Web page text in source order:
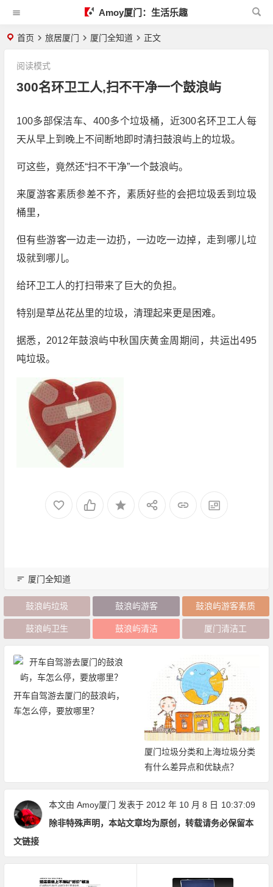
Amoy厦门：生活乐趣
首页 旅居厦门 厦门全知道 正文
300名环卫工人,扫不干净一个鼓浪屿
阅读模式
100多部保洁车、400多个垃圾桶，近300名环卫工人每
天从早上到晚上不间断地即时清扫鼓浪屿上的垃圾。
可这些，竟然还“扫不干净”一个鼓浪屿。
来厦游客素质参差不齐，素质好些的会把垃圾丢到垃圾
桶里，
但有些游客一边走一边扔，一边吃一边掉，走到哪儿垃
圾就到哪儿。
给环卫工人的打扫带来了巨大的负担。
特别是草丛花丛里的垃圾，清理起来更是困难。
据悉，2012年鼓浪屿中秋国庆黄金周期间，共运出495
吨垃圾。
厦门全知道
鼓浪屿垃圾 鼓浪屿游客 鼓浪屿游客素质
鼓浪屿卫生 鼓浪屿清洁 厦门清洁工
开车自驾游去厦门的鼓浪屿，
车怎么停，要放哪里？
厦门垃圾分类和上海垃圾分类
有什么差异点和优缺点？
本文由 Amoy厦门 发表于 2012 年 10 月 8 日 10:37:09
除非特殊声明，本站文章均为原创，转载请务必保留本
文链接